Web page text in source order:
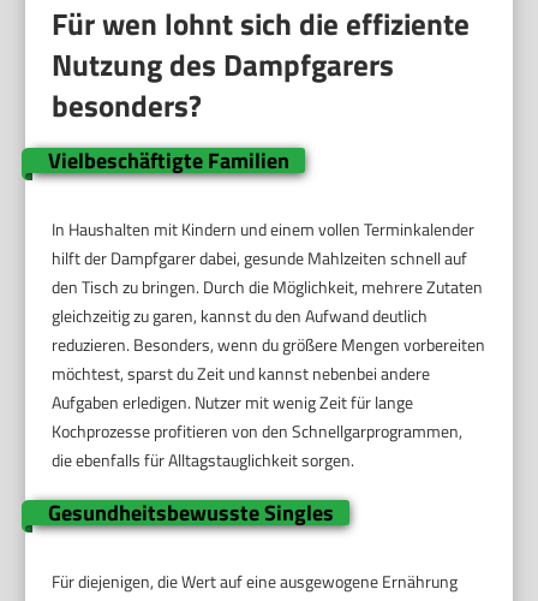
Für wen lohnt sich die effiziente
Nutzung des Dampfgarers
besonders?
Vielbeschäftigte Familien
In Haushalten mit Kindern und einem vollen Terminkalender
hilft der Dampfgarer dabei, gesunde Mahlzeiten schnell auf
den Tisch zu bringen. Durch die Möglichkeit, mehrere Zutaten
gleichzeitig zu garen, kannst du den Aufwand deutlich
reduzieren. Besonders, wenn du größere Mengen vorbereiten
möchtest, sparst du Zeit und kannst nebenbei andere
Aufgaben erledigen. Nutzer mit wenig Zeit für lange
Kochprozesse profitieren von den Schnellgarprogrammen,
die ebenfalls für Alltagstauglichkeit sorgen.
Gesundheitsbewusste Singles
Für diejenigen, die Wert auf eine ausgewogene Ernährung